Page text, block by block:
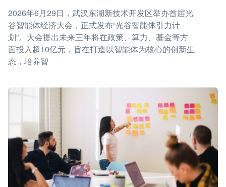
2026年6月29日，武汉东湖新技术开发区举办首届光
谷智能体经济大会，正式发布“光谷智能体引力计
划”。大会提出未来三年将在政策、算力、基金等方
面投入超10亿元，旨在打造以智能体为核心的创新生
态，培养智